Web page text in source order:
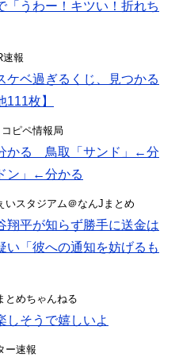
「うわー！キツい！折れち
速報
ケベ過ぎるくじ、見つかる
枚】
ピペ情報局
かる 鳥取「サンド」←分
ン」←分かる
いスタジアム＠なんJまとめ
翔平が知らず勝手に送金は
「彼への通知を妨げるも
とめちゃんねる
しそうで嬉しいよ
ー速報